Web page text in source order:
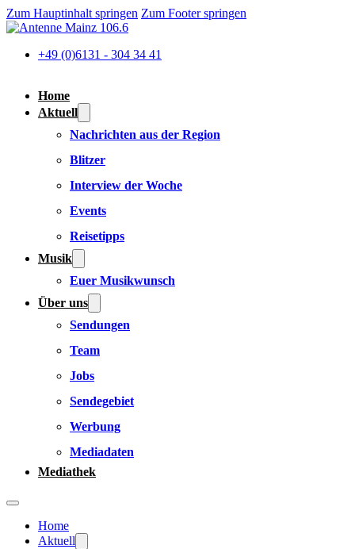
Zum Hauptinhalt springen Zum Footer springen
+49 (0)6131 - 304 34 41
Home
Aktuell
Nachrichten aus der Region
Blitzer
Interview der Woche
Events
Reisetipps
Musik
Euer Musikwunsch
Über uns
Sendungen
Team
Jobs
Sendegebiet
Werbung
Mediadaten
Mediathek
Home
Aktuell